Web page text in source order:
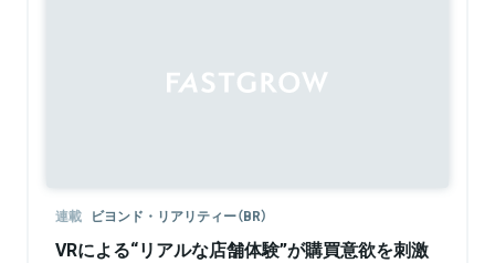
連載 ビヨンド・リアリティー（BR）
VRによる“リアルな店舗体験”が購買意欲を刺激